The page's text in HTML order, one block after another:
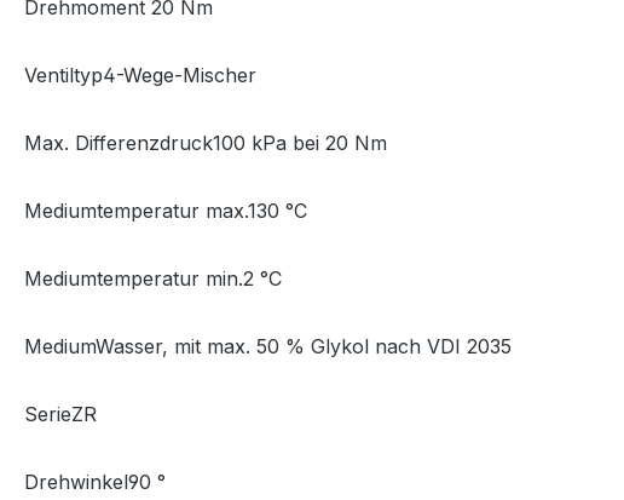
Drehmoment 20 Nm
Ventiltyp4-Wege-Mischer
Max. Differenzdruck100 kPa bei 20 Nm
Mediumtemperatur max.130 °C
Mediumtemperatur min.2 °C
MediumWasser, mit max. 50 % Glykol nach VDI 2035
SerieZR
Drehwinkel90 °